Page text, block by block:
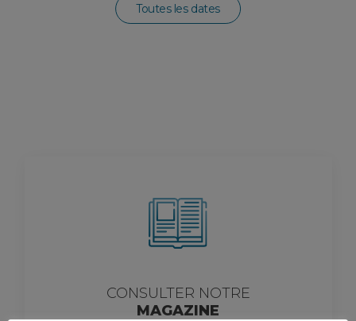
Toutes les dates
CONSULTER NOTRE
MAGAZINE